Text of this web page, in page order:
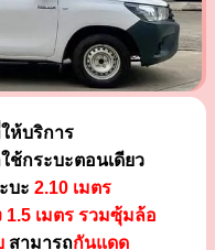
ห้บริการ
ช้กระบะตอนเดียว
บะ 2.10 เมตร
1.5 เมตร รวมซุ้มล้อ
สามารถกันแดด